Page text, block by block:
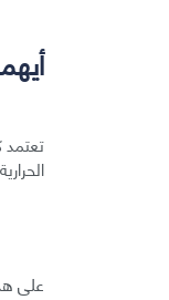
تعتمد
الحرارية
على